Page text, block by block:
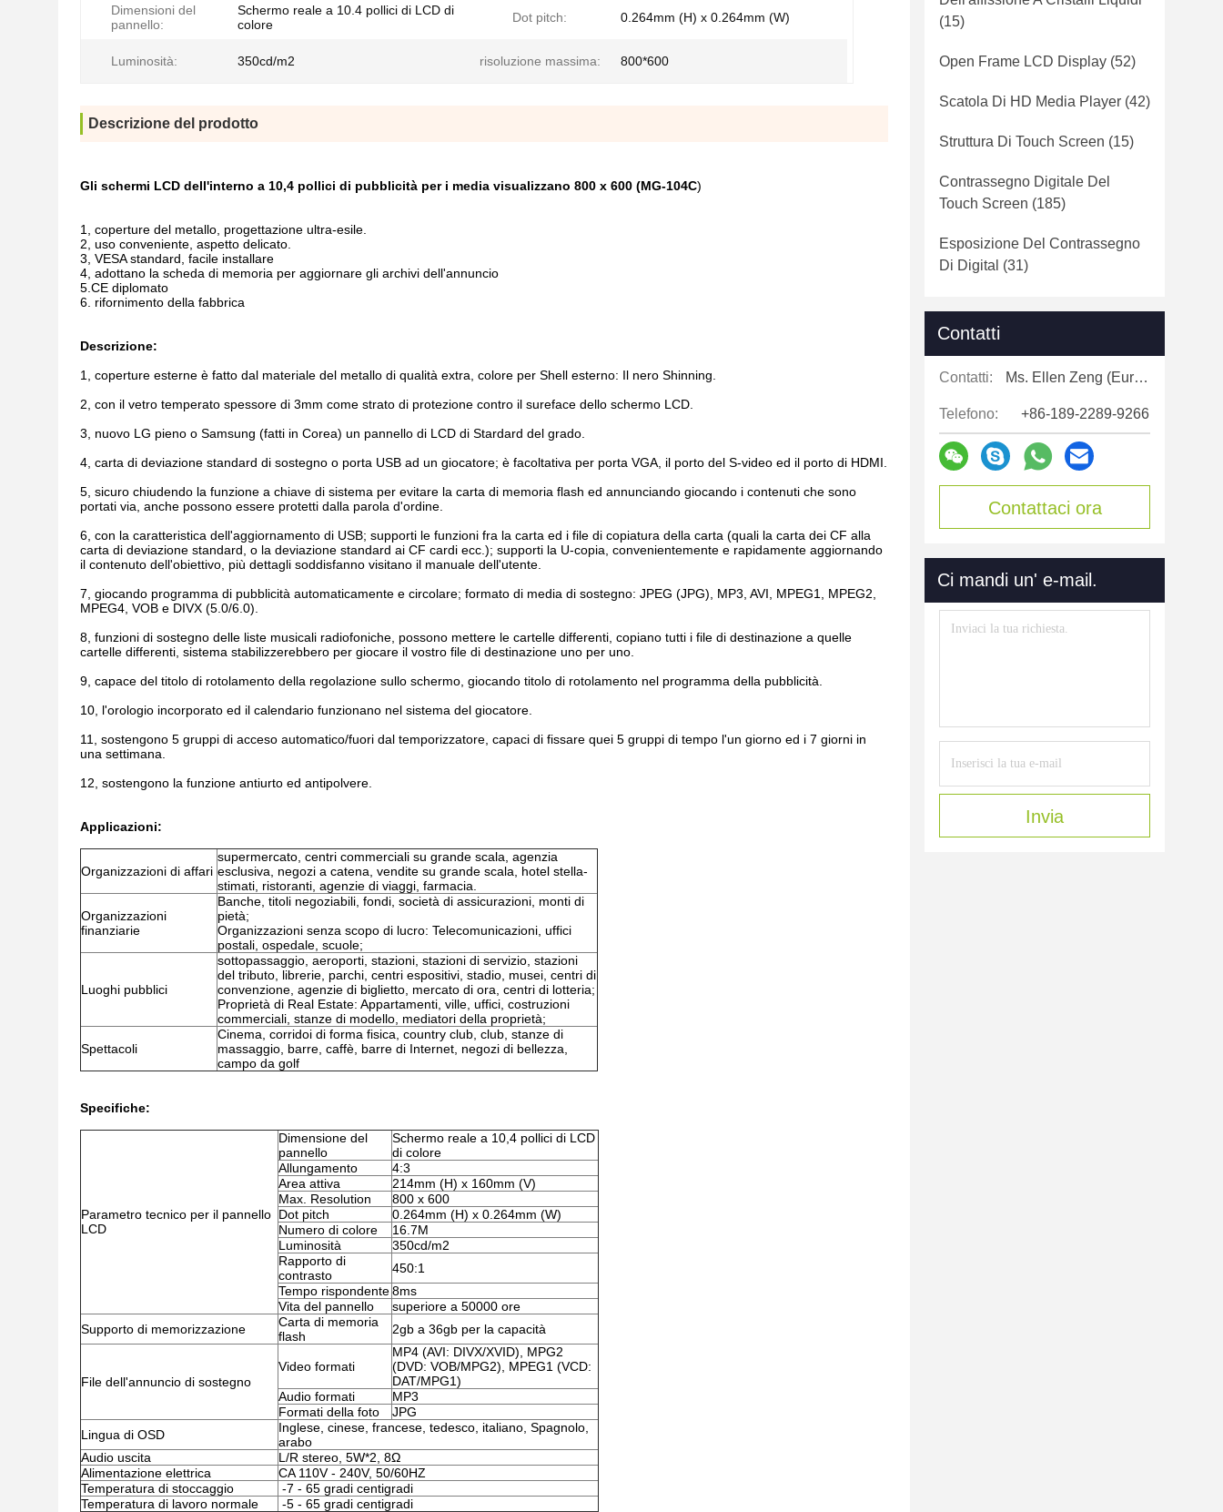
Dimensioni del
pannello:
Schermo reale a 10.4 pollici di LCD di
colore
Dot pitch: 0.264mm (H) x 0.264mm (W)
Luminosità: 350cd/m2 risoluzione massima: 800*600
Descrizione del prodotto
Gli schermi LCD dell'interno a 10,4 pollici di pubblicità per i media visualizzano 800 x 600 (MG-104C)
1, coperture del metallo, progettazione ultra-esile.
2, uso conveniente, aspetto delicato.
3, VESA standard, facile installare
4, adottano la scheda di memoria per aggiornare gli archivi dell'annuncio
5.CE diplomato
6. rifornimento della fabbrica
Descrizione:
1, coperture esterne è fatto dal materiale del metallo di qualità extra, colore per Shell esterno: Il nero Shinning.
2, con il vetro temperato spessore di 3mm come strato di protezione contro il sureface dello schermo LCD.
3, nuovo LG pieno o Samsung (fatti in Corea) un pannello di LCD di Stardard del grado.
4, carta di deviazione standard di sostegno o porta USB ad un giocatore; è facoltativa per porta VGA, il porto del S-video ed il porto di HDMI.
5, sicuro chiudendo la funzione a chiave di sistema per evitare la carta di memoria flash ed annunciando giocando i contenuti che sono
portati via, anche possono essere protetti dalla parola d'ordine.
6, con la caratteristica dell'aggiornamento di USB; supporti le funzioni fra la carta ed i file di copiatura della carta (quali la carta dei CF alla
carta di deviazione standard, o la deviazione standard ai CF cardi ecc.); supporti la U-copia, convenientemente e rapidamente aggiornando
il contenuto dell'obiettivo, più dettagli soddisfanno visitano il manuale dell'utente.
7, giocando programma di pubblicità automaticamente e circolare; formato di media di sostegno: JPEG (JPG), MP3, AVI, MPEG1, MPEG2,
MPEG4, VOB e DIVX (5.0/6.0).
8, funzioni di sostegno delle liste musicali radiofoniche, possono mettere le cartelle differenti, copiano tutti i file di destinazione a quelle
cartelle differenti, sistema stabilizzerebbero per giocare il vostro file di destinazione uno per uno.
9, capace del titolo di rotolamento della regolazione sullo schermo, giocando titolo di rotolamento nel programma della pubblicità.
10, l'orologio incorporato ed il calendario funzionano nel sistema del giocatore.
11, sostengono 5 gruppi di acceso automatico/fuori dal temporizzatore, capaci di fissare quei 5 gruppi di tempo l'un giorno ed i 7 giorni in
una settimana.
12, sostengono la funzione antiurto ed antipolvere.
Applicazioni:
Organizzazioni di affari
supermercato, centri commerciali su grande scala, agenzia
esclusiva, negozi a catena, vendite su grande scala, hotel stella-
stimati, ristoranti, agenzie di viaggi, farmacia.
Organizzazioni
finanziarie
Banche, titoli negoziabili, fondi, società di assicurazioni, monti di
pietà;
Organizzazioni senza scopo di lucro: Telecomunicazioni, uffici
postali, ospedale, scuole;
Luoghi pubblici
sottopassaggio, aeroporti, stazioni, stazioni di servizio, stazioni
del tributo, librerie, parchi, centri espositivi, stadio, musei, centri di
convenzione, agenzie di biglietto, mercato di ora, centri di lotteria;
Proprietà di Real Estate: Appartamenti, ville, uffici, costruzioni
commerciali, stanze di modello, mediatori della proprietà;
Spettacoli
Cinema, corridoi di forma fisica, country club, club, stanze di
massaggio, barre, caffè, barre di Internet, negozi di bellezza,
campo da golf
Specifiche:
Parametro tecnico per il pannello
LCD
Dimensione del
pannello
Schermo reale a 10,4 pollici di LCD
di colore
Allungamento
4:3
Area attiva
214mm (H) x 160mm (V)
Max. Resolution
800 x 600
Dot pitch
0.264mm (H) x 0.264mm (W)
Numero di colore
16.7M
Luminosità
350cd/m2
Rapporto di
contrasto
450:1
Tempo rispondente8ms
Vita del pannello
superiore a 50000 ore
Supporto di memorizzazione
Carta di memoria
flash
2gb a 36gb per la capacità
File dell'annuncio di sostegno
Video formati
MP4 (AVI: DIVX/XVID), MPG2
(DVD: VOB/MPG2), MPEG1 (VCD:
DAT/MPG1)
Audio formati
MP3
Formati della foto
JPG
Lingua di OSD
Inglese, cinese, francese, tedesco, italiano, Spagnolo,
arabo
Audio uscita
L/R stereo, 5W*2, 8Ω
Alimentazione elettrica
CA 110V - 240V, 50/60HZ
Temperatura di stoccaggio
-7 - 65 gradi centigradi
Temperatura di lavoro normale
-5 - 65 gradi centigradi
(15)
Open Frame LCD Display (52)
Scatola Di HD Media Player (42)
Struttura Di Touch Screen (15)
Contrassegno Digitale Del
Touch Screen (185)
Esposizione Del Contrassegno
Di Digital (31)
Contatti
Contatti: Ms. Ellen Zeng (Europe, North and Shouth America)
Telefono: +86-189-2289-9266
Contattaci ora
Ci mandi un' e-mail.
Invia